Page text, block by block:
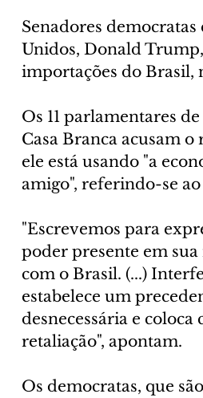
Senadores
Unidos, Donald
importações do Brasil,
Os 11 parlamentares
Casa Branca acusam
ele está usando "a
amigo", referindo-se
"Escrevemos para
poder presente em
com o Brasil. (...)
estabelece um
desnecessária e
retaliação", apontam.
Os democratas, que